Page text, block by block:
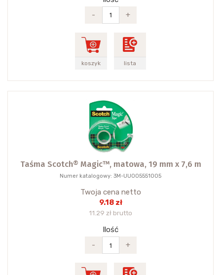
-
+
koszyk lista
Taśma Scotch® Magic™, matowa, 19 mm x 7,6 m
Numer katalogowy: 3M-UU005551005
Twoja cena netto
9.18 zł
11.29 zł brutto
Ilość
-
+